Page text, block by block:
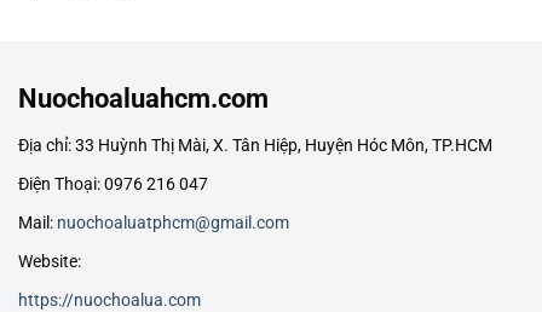
Nuochoaluahcm.com
Địa chỉ: 33 Huỳnh Thị Mài, X. Tân Hiệp, Huyện Hóc Môn, TP.HCM
Điện Thoại: 0976 216 047
Mail: nuochoaluatphcm@gmail.com
Website:
https://nuochoalua.com